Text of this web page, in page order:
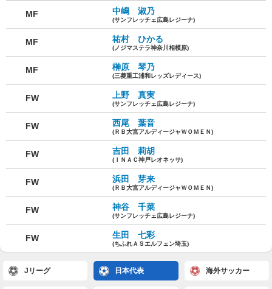
MF 中嶋 淑乃
(サンフレッチェ広島レジーナ)
MF 祐村 ひかる
(ノジマステラ神奈川相模原)
MF 榊原 琴乃
(三菱重工浦和レッズレディース)
FW 上野 真実
(サンフレッチェ広島レジーナ)
FW 西尾 葉音
(ＲＢ大宮アルディージャＷＯＭＥＮ)
FW 吉田 莉胡
(ＩＮＡＣ神戸レオネッサ)
FW 浜田 芽来
(ＲＢ大宮アルディージャＷＯＭＥＮ)
FW 神谷 千菜
(サンフレッチェ広島レジーナ)
FW 生田 七彩
(ちふれＡＳエルフェン埼玉)
Jリーグ 日本代表 海外サッカー